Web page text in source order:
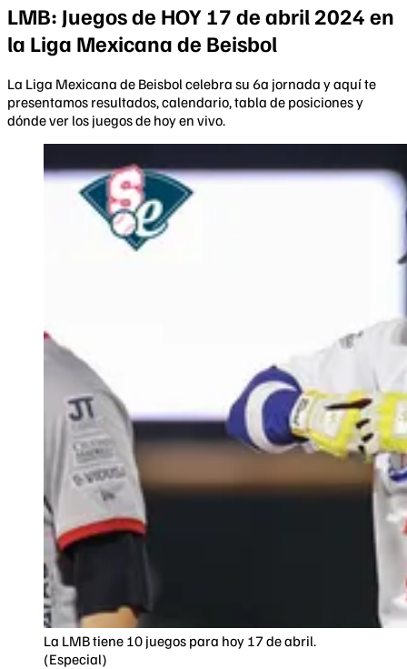
LMB: Juegos de HOY 17 de abril 2024 en
la Liga Mexicana de Beisbol
La Liga Mexicana de Beisbol celebra su 6a jornada y aquí te
presentamos resultados, calendario, tabla de posiciones y
dónde ver los juegos de hoy en vivo.
La LMB tiene 10 juegos para hoy 17 de abril.
(Especial)